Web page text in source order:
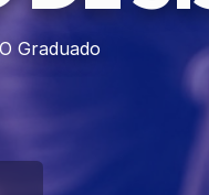
Graduado